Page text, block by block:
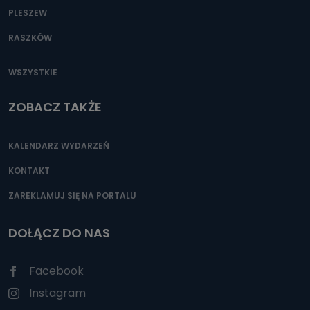
PLESZEW
RASZKÓW
WSZYSTKIE
ZOBACZ TAKŻE
KALENDARZ WYDARZEŃ
KONTAKT
ZAREKLAMUJ SIĘ NA PORTALU
DOŁĄCZ DO NAS
Facebook
Instagram